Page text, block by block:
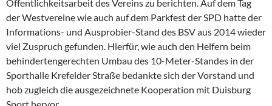
Öffentlichkeitsarbeit des Vereins zu berichten. Auf dem Tag
der Westvereine wie auch auf dem Parkfest der SPD hatte der
Informations- und Ausprobier-Stand des BSV aus 2014 wieder
viel Zuspruch gefunden. Hierfür, wie auch den Helfern beim
behindertengerechten Umbau des 10-Meter-Standes in der
Sporthalle Krefelder Straße bedankte sich der Vorstand und
hob zugleich die ausgezeichnete Kooperation mit Duisburg